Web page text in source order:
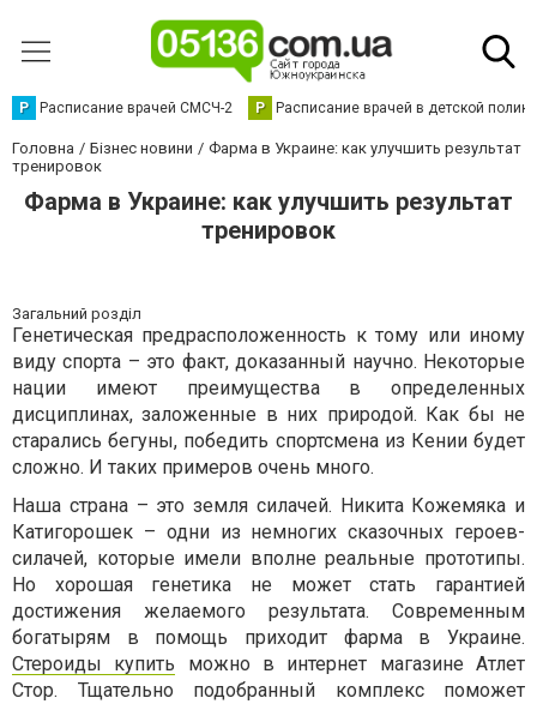
Р Расписание врачей СМСЧ-2 Р Расписание врачей в детской
Головна Бізнес новини
Фарма в Украине: как улучшить результат
тренировок
Фарма в Украине: как улучшить результат
тренировок
Загальний розділ
Генетическая предрасположенность к тому или иному
виду спорта – это факт, доказанный научно. Некоторые
нации имеют преимущества в определенных
дисциплинах, заложенные в них природой. Как бы не
старались бегуны, победить спортсмена из Кении будет
сложно. И таких примеров очень много.
Наша страна – это земля силачей. Никита Кожемяка и
Катигорошек – одни из немногих сказочных героев-
силачей, которые имели вполне реальные прототипы.
Но хорошая генетика не может стать гарантией
достижения желаемого результата. Современным
богатырям в помощь приходит фарма в Украине.
Стероиды купить можно в интернет магазине Атлет
Стор. Тщательно подобранный комплекс поможет